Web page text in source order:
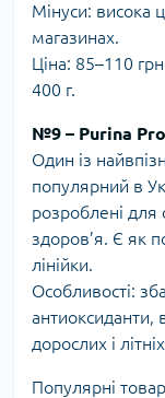
Мінуси: висока
магазинах.
Ціна: 85–110
400 г.
№9 – Purina
Один із
популярний в
розроблені для
здоров’я. Є як
лінійки.
Особливості:
антиоксиданти,
дорослих і
Популярні